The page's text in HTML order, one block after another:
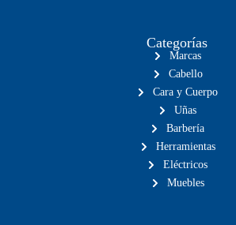
Categorías
Marcas
Cabello
Cara y Cuerpo
Uñas
Barbería
Herramientas
Eléctricos
Muebles